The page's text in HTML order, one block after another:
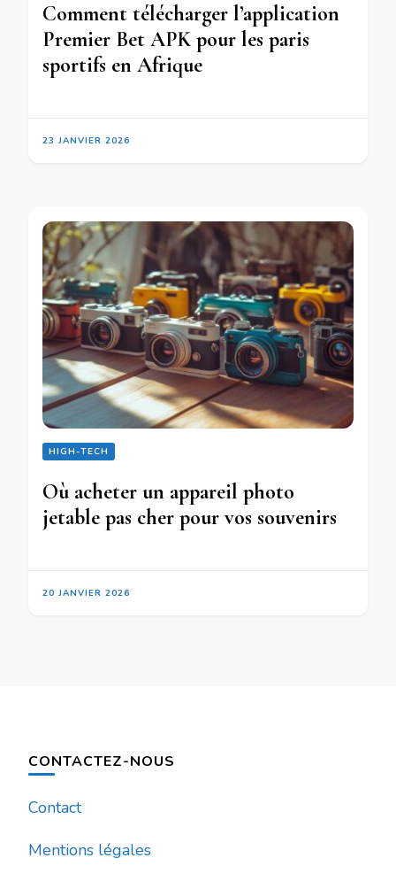
Comment télécharger l’application
Premier Bet APK pour les paris
sportifs en Afrique
23 JANVIER 2026
HIGH-TECH
Où acheter un appareil photo
jetable pas cher pour vos souvenirs
20 JANVIER 2026
CONTACTEZ-NOUS
Contact
Mentions légales